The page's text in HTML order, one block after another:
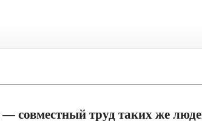
совместный труд таких же